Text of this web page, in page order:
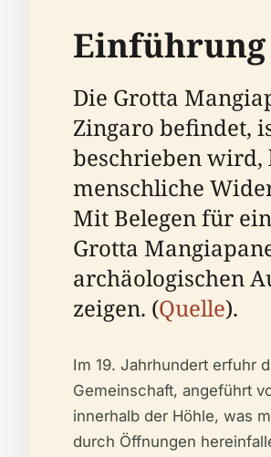
Einführung
Die Grotta
Zingaro befindet,
beschrieben wird,
menschliche
Mit Belegen für
Grotta
archäologischen
zeigen. (Quelle).
Im 19. Jahrhundert erfuhr
Gemeinschaft, angeführt
innerhalb der Höhle, was
durch Öffnungen